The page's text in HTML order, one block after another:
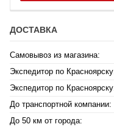
ДОСТАВКА
Самовывоз из магазина:
Экспедитор по
Экспедитор по
До транспортной компании:
До 50 км от города: